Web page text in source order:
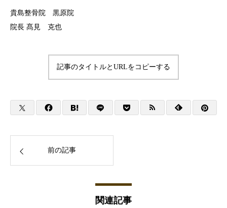
貴島整骨院 黒原院
院長 髙見 克也
記事のタイトルとURLをコピーする
前の記事
関連記事